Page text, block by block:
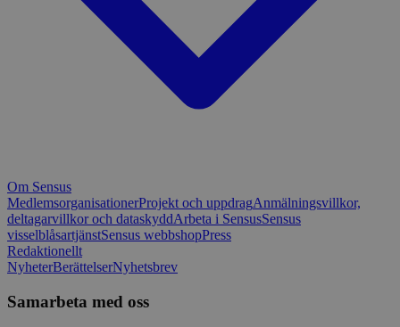
Om Sensus
MedlemsorganisationerProjekt och uppdragAnmälningsvillkor,
deltagarvillkor och dataskyddArbeta i SensusSensus
visselblåsartjänstSensus webbshopPress
Redaktionellt
NyheterBerättelserNyhetsbrev
Samarbeta med oss